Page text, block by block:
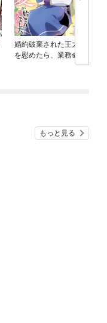
婚約破棄された王太子
を慰めたら、業務命令
のふりした溺愛が始ま
もっと見る